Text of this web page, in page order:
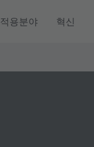
적용분야 혁신